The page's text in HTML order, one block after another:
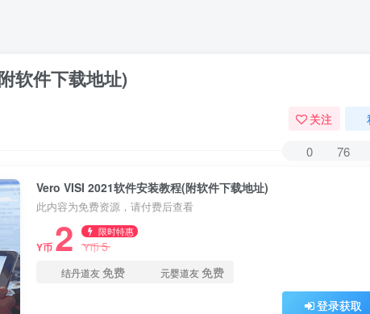
软件下载地址)
关注
0 76
Vero VISI 2021软件安装教程(附软件下载地址)
此内容为免费资源，请付费后查看
Y币 2 限时特惠
Y币5
结丹道友免费 元婴道友免费
登录获取